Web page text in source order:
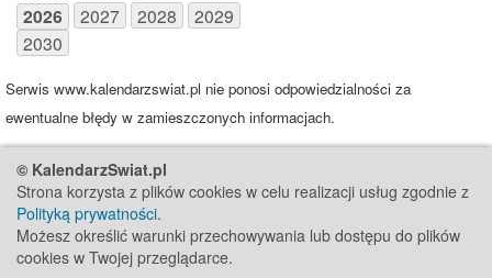
2026 2027 2028
2029
2030
Serwis www.kalendarzswiat.pl nie ponosi odpowiedzialności za
ewentualne błędy w zamieszczonych informacjach.
© KalendarzSwiat.pl
Strona korzysta z plików cookies w celu realizacji usług zgodnie z
Polityką prywatności.
Możesz określić warunki przechowywania lub dostępu do plików
cookies w Twojej przeglądarce.